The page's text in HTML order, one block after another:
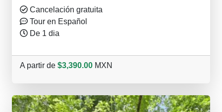
Cancelación gratuita
Tour en Español
De 1 dia
A partir de $3,390.00 MXN